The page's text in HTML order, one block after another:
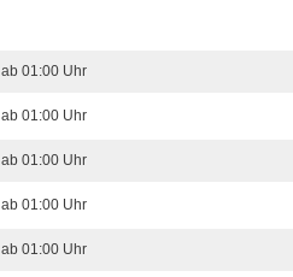
ab 01:00 Uhr
ab 01:00 Uhr
ab 01:00 Uhr
ab 01:00 Uhr
ab 01:00 Uhr